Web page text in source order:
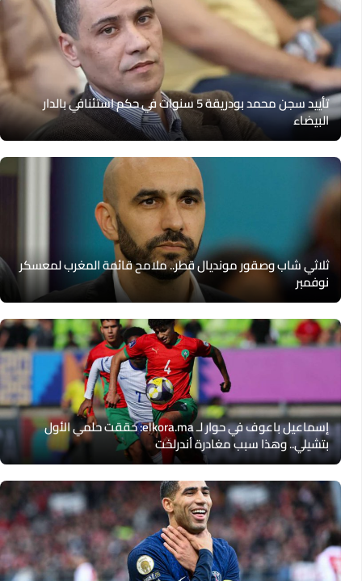
تأييد سجن محمد بودريقة 5 سنوات في حكم استئنافي بالدار
البيضاء
ثلاثي شاب وصقور مونديال قطر.. ملامح قائمة المغرب لمعسكر
نوفمبر
إسماعيل باعوف في حوار لـ elkora.ma: حققت حلمي الأول
بتشيلي.. وهذا سبب مغادرة أندرلخت